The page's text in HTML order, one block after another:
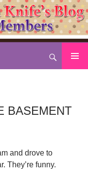
BASEMENT
and drove to
They’re funny.